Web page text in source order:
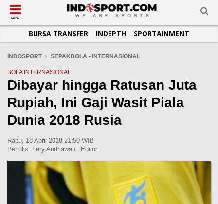
SUB-MENU
SEPAKBOLA
LIGA INGGRIS
LIGA ITALIA
LIGA SPANYOL
LIGA JERMAN
LIGA PRANCIS
LIGA EUROPA
SUB-MENU
SPORTAINMENT
SUB-MENU
OTOMOTIF
OTOMANIA
SUB-MENU
BASKET
FUTSAL
OLIMPIK
E-SPORT
SUB-MENU
JADWAL
SUB-MENU
TOPIK HARI INI
INFOGRAFIS
GALERI FOTO
TEMPAT OLAHRAGA
KOMUNITAS SEHAT
MENU
BURSA TRANSFER INDEPTH SPORTAINMENT
INDOSPORT SEPAKBOLA - INTERNASIONAL
BOLA INTERNASIONAL
Dibayar hingga Ratusan Juta
Rupiah, Ini Gaji Wasit Piala
Dunia 2018 Rusia
Rabu, 18 April 2018 21:50 WIB
Penulis: Fery Andriawan Editor: